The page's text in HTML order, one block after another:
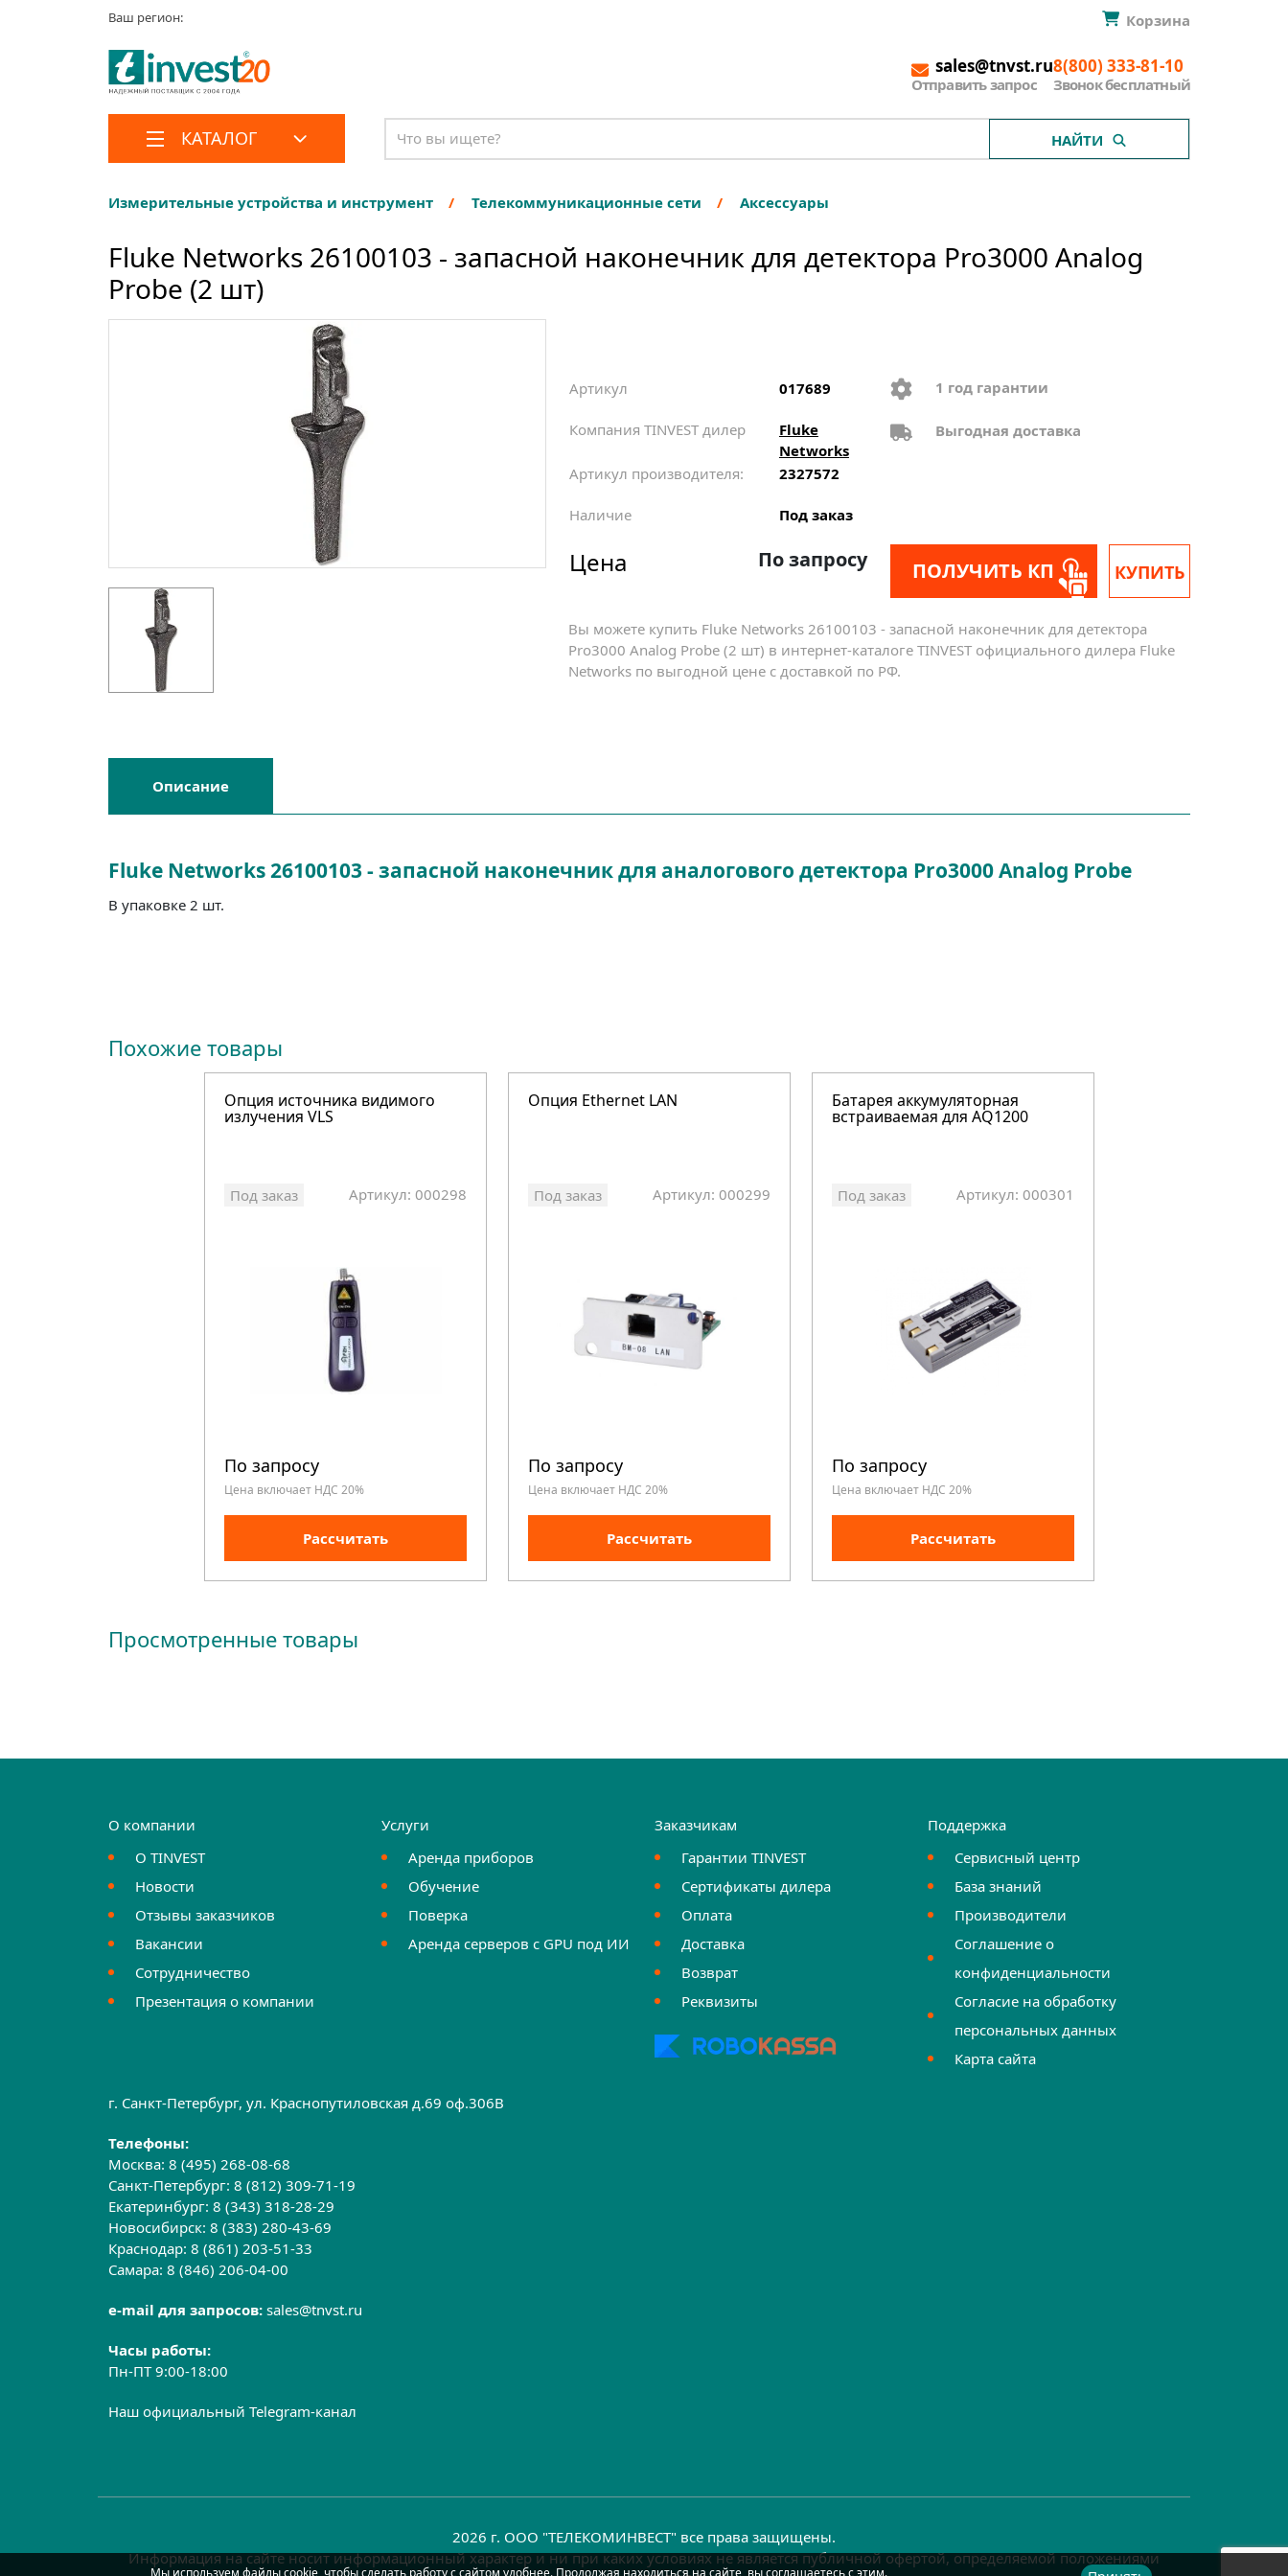
Ваш регион: Корзина
sales@tnvst.ru
Отправить запрос
8(800) 333-81-10
Звонок бесплатный
КАТАЛОГ НАЙТИ
Измерительные устройства и инструмент Телекоммуникационные сети Аксессуары
Fluke Networks 26100103 - запасной наконечник для детектора Pro3000 Analog
Probe (2 шт)
Артикул 017689
Компания TINVEST дилер
Fluke
Networks
Артикул производителя:
2327572
Наличие Под заказ
1 год гарантии
Выгодная доставка
Цена По запросу ПОЛУЧИТЬ КП КУПИТЬ
Вы можете купить Fluke Networks 26100103 - запасной наконечник для детектора
Pro3000 Analog Probe (2 шт) в интернет-каталоге TINVEST официального дилера Fluke
Networks по выгодной цене с доставкой по РФ.
Описание
Fluke Networks 26100103 - запасной наконечник для аналогового детектора Pro3000 Analog Probe
В упаковке 2 шт.
Похожие товары
Опция источника видимого
излучения VLS
Под заказ Артикул: 000298
По запросу
Цена включает НДС 20%
Рассчитать
Опция Ethernet LAN
Под заказ Артикул: 000299
По запросу
Цена включает НДС 20%
Рассчитать
Батарея аккумуляторная
встраиваемая для AQ1200
Под заказ Артикул: 000301
По запросу
Цена включает НДС 20%
Рассчитать
Просмотренные товары
О компании
О TINVEST
Новости
Отзывы заказчиков
Вакансии
Сотрудничество
Презентация о компании
Услуги
Аренда приборов
Обучение
Поверка
Аренда серверов с GPU под ИИ
Заказчикам
Гарантии TINVEST
Сертификаты дилера
Оплата
Доставка
Возврат
Реквизиты
Поддержка
Сервисный центр
База знаний
Производители
Соглашение о
конфиденциальности
Согласие на обработку
персональных данных
Карта сайта
г. Санкт-Петербург, ул. Краснопутиловская д.69 оф.306B
Телефоны:
Москва:8 (495) 268-08-68
Санкт-Петербург:8 (812) 309-71-19
Екатеринбург:8 (343) 318-28-29
Новосибирск:8 (383) 280-43-69
Краснодар:8 (861) 203-51-33
Самара:8 (846) 206-04-00
e-mail для запросов:sales@tnvst.ru
Часы работы:
Пн-ПТ 9:00-18:00
Наш официальный Telegram-канал
2026 г. ООО "ТЕЛЕКОМИНВЕСТ" все права защищены.
Информация на сайте носит информационный характер и ни при каких условиях не является публичной офертой, определяемой положениями
Мы используем файлы cookie, чтобы сделать работу с сайтом удобнее. Продолжая находиться на сайте, вы соглашаетесь с этим.